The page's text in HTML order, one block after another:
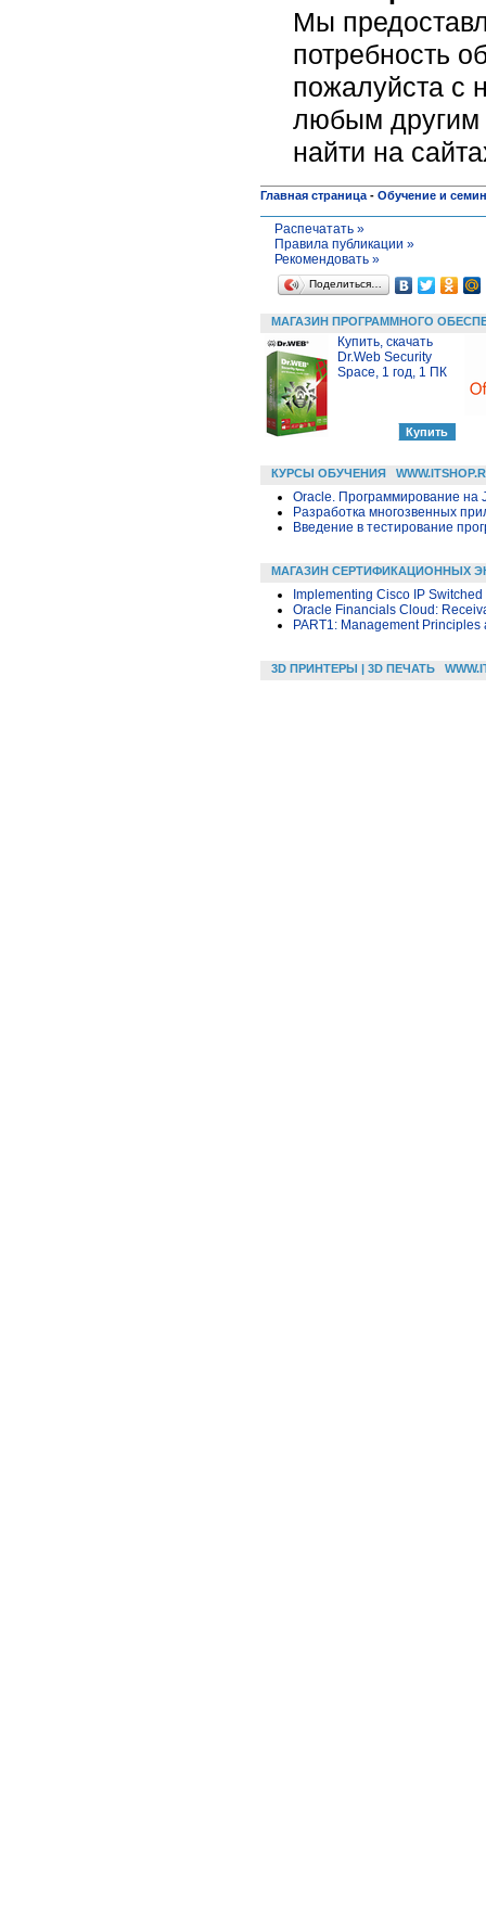
Мы
потребность
пожалуйста c
любым другим
найти на
Главная страница - Обучение и
Распечатать »
Правила публикации »
Рекомендовать »
Поделиться…
МАГАЗИН ПРОГРАММНОГО
Купить, скачать
Dr.Web Security
Space, 1 год, 1 ПК
КУРСЫ ОБУЧЕНИЯ
Oracle. Программирование на
Разработка многозвенных
Введение в тестирование
МАГАЗИН СЕРТИФИКАЦИОННЫХ
Implementing Cisco IP
Oracle Financials Cloud:
PART1: Management
3D ПРИНТЕРЫ | 3D ПЕЧАТЬ